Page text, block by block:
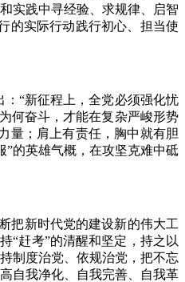
实践中寻经验、求规律、启智
的实际行动践行初心、担当使
“新征程上，全党必须强化忧
何奋斗，才能在复杂严峻形势
量；肩上有责任，胸中就有胆
的英雄气概，在攻坚克难中砥
把新时代党的建设新的伟大工
“赶考”的清醒和坚定，持之以
制度治党、依规治党，把不忘
自我净化、自我完善、自我革